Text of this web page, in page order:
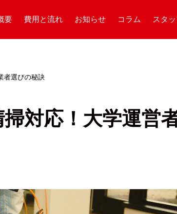
要 費用と流れ お知らせ コラム スタ
者選びの秘訣
対応！大学運営